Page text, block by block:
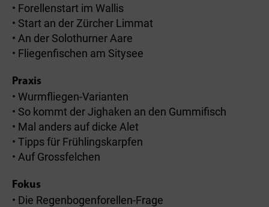
• Forellenstart im Wallis
• Start an der Zürcher Limmat
• An der Solothurner Aare
• Fliegenfischen am Sitysee
Praxis
• Wurmfliegen-Varianten
• So kommt der Jighaken an den Gummifisch
• Mal anders auf dicke Alet
• Tipps für Frühlingskarpfen
• Auf Grossfelchen
Fokus
• Die Regenbogenforellen-Frage